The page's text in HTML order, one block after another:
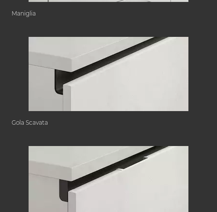
Maniglia
Gola Scavata